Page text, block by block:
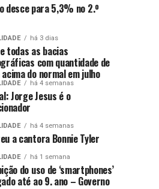
desce para 5,3% no 2.º
há 3 dias
todas as bacias
com quantidade de
do normal em julho
há 4 semanas
Jorge Jesus é o
há 4 semanas
a cantora Bonnie Tyler
há 1 semana
do uso de ‘smartphones’
até ao 9. ano – Governo